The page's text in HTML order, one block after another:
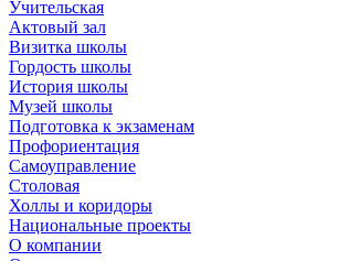
Учительская
Актовый зал
Визитка школы
Гордость школы
История школы
Музей школы
Подготовка к экзаменам
Профориентация
Самоуправление
Столовая
Холлы и коридоры
Национальные проекты
О компании